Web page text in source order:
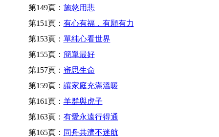
第149頁： 施慈用悲
第151頁： 有心有福，有願有力
第153頁： 單純心看世界
第155頁： 簡單最好
第157頁： 審思生命
第159頁： 讓家庭充滿溫暖
第161頁： 羊群與虎子
第163頁： 有愛永遠行得通
第165頁： 同舟共濟不迷航